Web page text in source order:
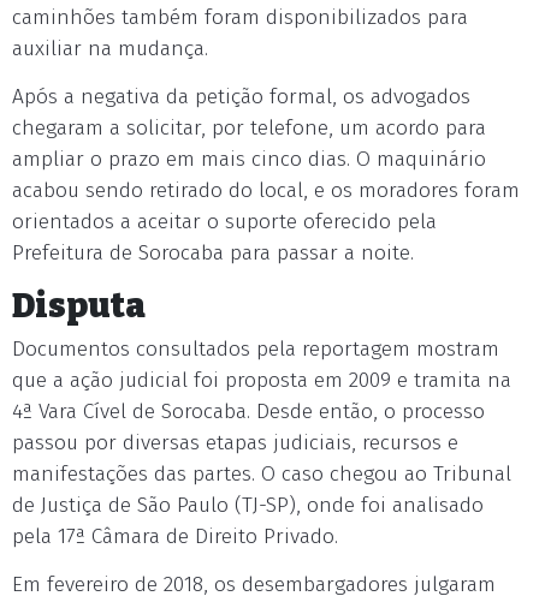
caminhões também foram disponibilizados para
auxiliar na mudança.
Após a negativa da petição formal, os advogados
chegaram a solicitar, por telefone, um acordo para
ampliar o prazo em mais cinco dias. O maquinário
acabou sendo retirado do local, e os moradores foram
orientados a aceitar o suporte oferecido pela
Prefeitura de Sorocaba para passar a noite.
Disputa
Documentos consultados pela reportagem mostram
que a ação judicial foi proposta em 2009 e tramita na
4ª Vara Cível de Sorocaba. Desde então, o processo
passou por diversas etapas judiciais, recursos e
manifestações das partes. O caso chegou ao Tribunal
de Justiça de São Paulo (TJ-SP), onde foi analisado
pela 17ª Câmara de Direito Privado.
Em fevereiro de 2018, os desembargadores julgaram